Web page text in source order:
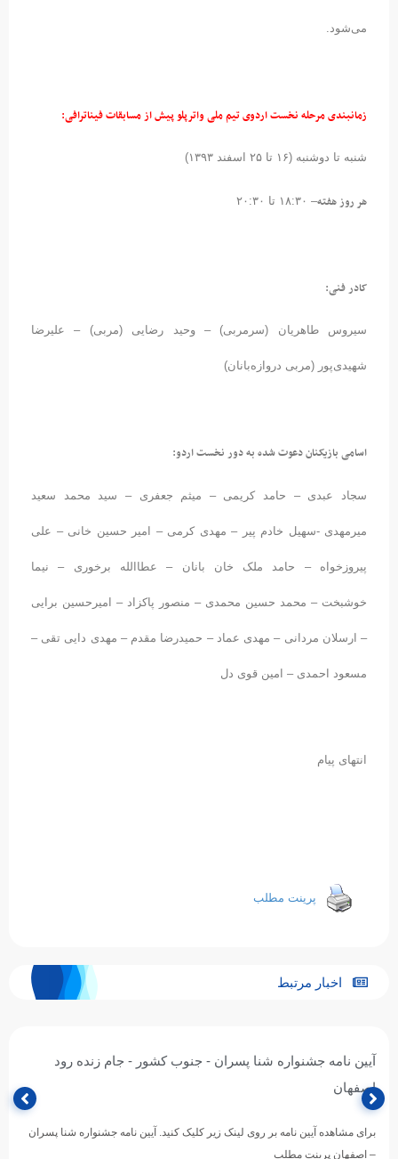
می‌شود.
زمانبندی مرحله نخست اردوی تیم ملی واترپلو پیش از مسابقات فیناترافی:
شنبه تا دوشنبه (۱۶ تا ۲۵ اسفند ۱۳۹۳)
هر روز هفته– ۱۸:۳۰ تا ۲۰:۳۰
کادر فنی:
سیروس طاهریان (سرمربی) – وحید رضایی (مربی) – علیرضا
شهیدی‌پور (مربی دروازه‌بانان)
اسامی بازیکنان دعوت شده به دور نخست اردو:
سجاد عبدی – حامد کریمی – میثم جعفری – سید محمد سعید
میرمهدی -سهیل خادم پیر – مهدی کرمی – امیر حسین خانی – علی
پیروزخواه – حامد ملک خان بانان – عطاالله برخوری – نیما
خوشبخت – محمد حسین محمدی – منصور پاکزاد – امیرحسین برایی
– ارسلان مردانی – مهدی عماد – حمیدرضا مقدم – مهدی دایی تقی –
مسعود احمدی – امین قوی دل
انتهای پیام
پرینت مطلب
اخبار مرتبط
آیین نامه جشنواره شنا پسران - جنوب کشور - جام زنده رود
اصفهان
برای مشاهده آیین نامه بر روی لینک زیر کلیک کنید. آیین نامه جشنواره شنا پسران
– اصفهان پرینت مطلب